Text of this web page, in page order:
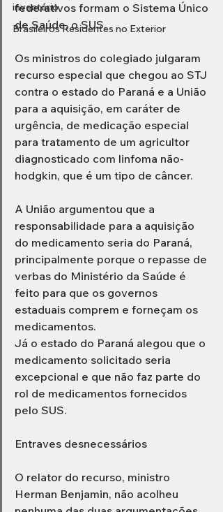
inventário
Brasileiros Residentes no Exterior
federativos formam o Sistema Único
de Saúde, o SUS.
Os ministros do colegiado julgaram
recurso especial que chegou ao STJ
contra o estado do Paraná e a União
para a aquisição, em caráter de
urgência, de medicação especial
para tratamento de um agricultor
diagnosticado com linfoma não-
hodgkin, que é um tipo de câncer.
A União argumentou que a
responsabilidade para a aquisição
do medicamento seria do Paraná,
principalmente porque o repasse de
verbas do Ministério da Saúde é
feito para que os governos
estaduais comprem e forneçam os
medicamentos.
Já o estado do Paraná alegou que o
medicamento solicitado seria
excepcional e que não faz parte do
rol de medicamentos fornecidos
pelo SUS.
Entraves desnecessários
O relator do recurso, ministro
Herman Benjamin, não acolheu